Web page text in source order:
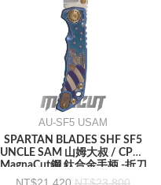
AU-SF5 USAM
SPARTAN BLADES SHF SF5
UNCLE SAM 山姆大叔 / CPM-
MagnaCut鋼 鈦合金手柄 -折刀
21,420 23,800